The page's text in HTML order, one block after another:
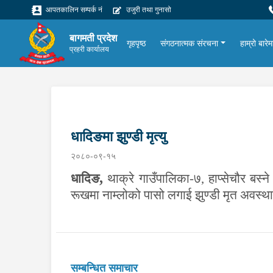
आपतकालिन सम्पर्क नं उजुरी तथा गुनासो
बागमती प्रदेश
प्रहरी कार्यालय
गृहपृष्ठ संगठनात्मक संरचना हाम्रो
धादिङमा झुण्डी मृत्यु
२०८०-०९-१५
धादिङ, थाक्रे गाउँपालिका-७, हाप्सेचौर
रूखमा नाम्लोको पासो लगाई झुण्डी मृत
सम्बन्धित समाचार